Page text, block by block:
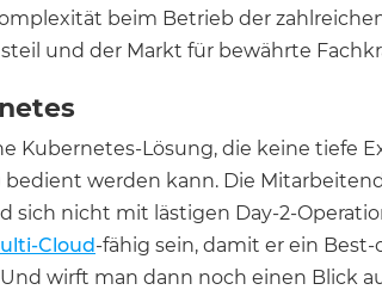
beim Betrieb der
und der Markt für bewährte
Kubernetes-Lösung, die keine tiefe
werden kann. Die
nicht mit lästigen Day-2-
Cloud-fähig sein, damit er ein
wirft man dann noch einen Blick